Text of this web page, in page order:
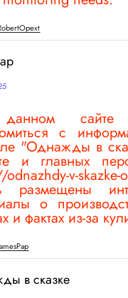
сайте
с
"Однажды в
и главных
v-
размещены
о
и фактах из-за
в сказке